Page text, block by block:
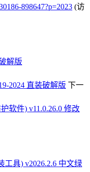
898647?p=2023 (访
解版
2024 直装破解版 下一
软件) v11.0.26.0 修改